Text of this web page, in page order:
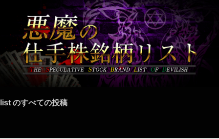
list のすべての投稿